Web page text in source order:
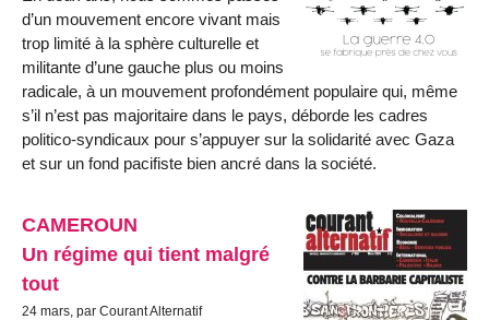
d’un mouvement encore vivant mais
trop limité à la sphère culturelle et
militante d’une gauche plus ou moins
radicale, à un mouvement profondément populaire qui, même
s’il n’est pas majoritaire dans le pays, déborde les cadres
politico-syndicaux pour s’appuyer sur la solidarité avec Gaza
et sur un fond pacifiste bien ancré dans la société.
CAMEROUN
Un régime qui tient malgré
tout
24 mars, par Courant Alternatif